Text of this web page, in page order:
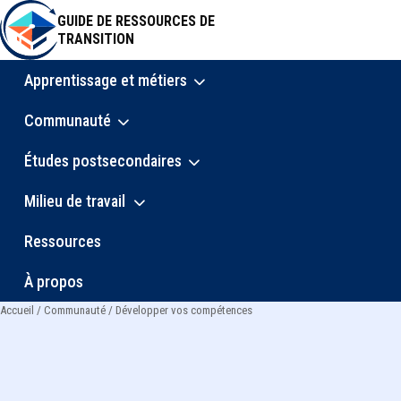
Aller
au
contenu
principal
GUIDE DE RESSOURCES DE
TRANSITION
Main
navigation
Apprentissage et métiers
Communauté
Études postsecondaires
Milieu de travail
Ressources
À propos
Accueil Communauté Développer vos compétences